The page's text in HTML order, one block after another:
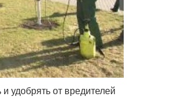
удобрять от вредителей